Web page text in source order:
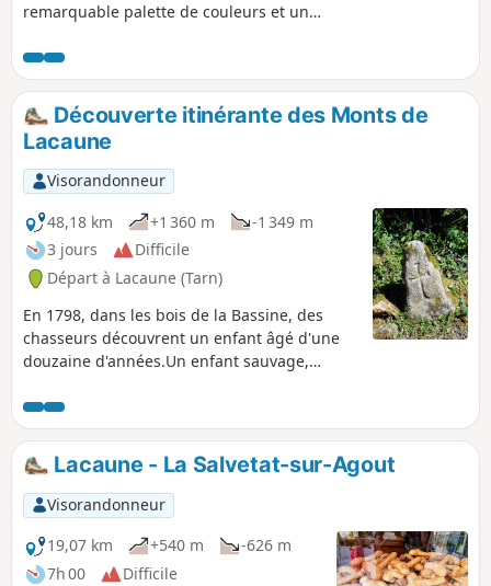
remarquable palette de couleurs et un
Découverte itinérante des Monts de
Lacaune
Visorandonneur
48,18 km
+1 360 m
-1 349 m
3 jours
Difficile
Départ à Lacaune (Tarn)
En 1798, dans les bois de la Bassine, des
chasseurs découvrent un enfant âgé d'une
douzaine d'années.Un enfant sauvage,
film éponyme. Partez à la découverte d'un
pays tout en contraste, immergez-vous dans
la nature sauvage en suivant les
vagabondages de l'enfant sauvage.Ce périple
de trois jours vous ouvrira des horizons pour
une future itinérance, plus étoffée, sur
d'autres chemins.Vous en reviendrez
émerveillés.
Lacaune - La Salvetat-sur-Agout
Visorandonneur
19,07 km
+540 m
-626 m
7h 00
Difficile